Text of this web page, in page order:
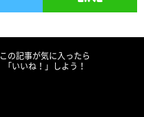
この記事が気に入ったら
「いいね！」しよう！